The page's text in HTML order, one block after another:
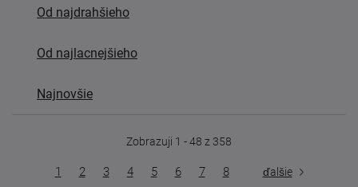
Od najdrahšieho
Od najlacnejšieho
Najnovšie
Zobrazuji 1 - 48 z 358
8
7
6
5
4
3
2
1 ďalšie